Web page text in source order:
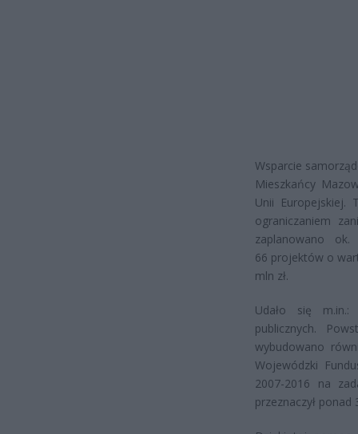
Wsparcie
Mieszkańcy
Unii Europejskiej.
ograniczaniem
zaplanowano
66 projektów o
mln zł.
Udało się m.in.:
publicznych.
wybudowano
Wojewódzki
2007-2016 na
przeznaczył